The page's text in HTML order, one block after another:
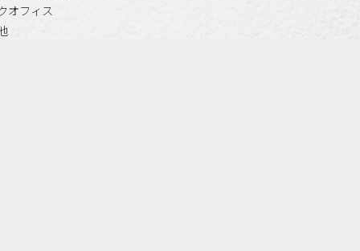
オフィス